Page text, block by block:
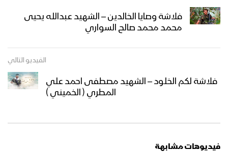
فلاشة وصايا الخالدين – الشهيد عبدالله يحيى
محمد محمد صالح السواري
الفيديو التالي
فلاشة لكم الخلود – الشهيد مصطفى احمد علي
المطري ( الخميني )
فيديوهات مشابهة